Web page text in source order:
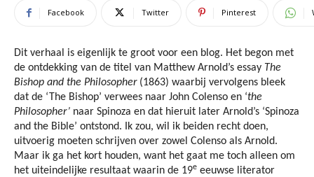
Facebook Twitter Pinterest
Dit verhaal is eigenlijk te groot voor een blog. Het begon met
de ontdekking van de titel van Matthew Arnold’s essay The
Bishop and the Philosopher(1863) waarbij vervolgens bleek
dat de ‘The Bishop’ verwees naar John Colenso en ‘the
Philosopher’ naar Spinoza en dat hieruit later Arnold’s ‘Spinoza
and the Bible’ ontstond. Ik zou, wil ik beiden recht doen,
uitvoerig moeten schrijven over zowel Colenso als Arnold.
Maar ik ga het kort houden, want het gaat me toch alleen om
het uiteindelijke resultaat waarin de 19e eeuwse literator